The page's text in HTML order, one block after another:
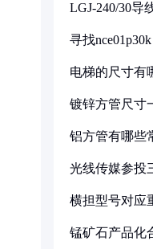
LGJ-240/30导
寻找
电梯的尺寸有
镀锌方管尺寸
铝方管有哪些
光线传媒参投
横担型号对应
锰矿石产品化